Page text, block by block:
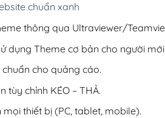
chuẩn xanh
thông qua Ultraviewer/
dụng Theme cơ bản cho người mới
chuẩn cho quảng cáo.
tùy chỉnh KÉO – THẢ.
thiết bị (PC, tablet, mobile).